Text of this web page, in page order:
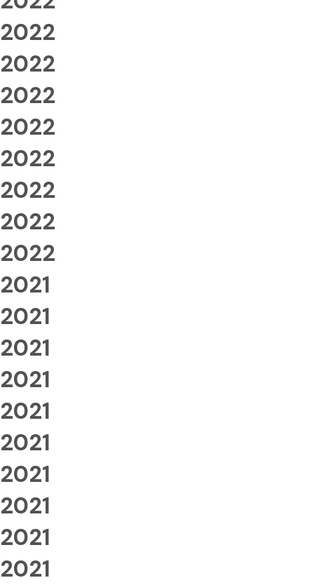
2022
2022
2022
2022
2022
2022
2022
2022
2021
2021
2021
2021
2021
2021
2021
2021
2021
2021